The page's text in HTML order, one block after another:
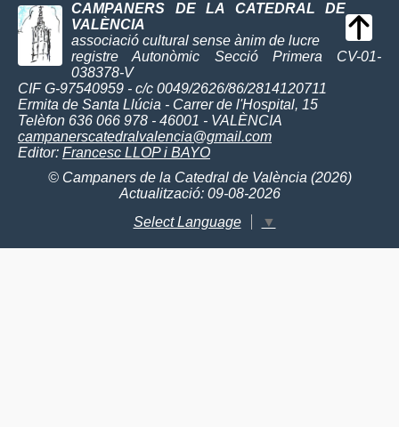
CAMPANERS DE LA CATEDRAL DE
VALÈNCIA
associació cultural sense ànim de lucre
registre Autonòmic Secció Primera CV-01-
038378-V
CIF G-97540959 - c/c 0049/2626/86/2814120711
Ermita de Santa Llúcia - Carrer de l'Hospital, 15
Telèfon 636 066 978 - 46001 - VALÈNCIA
campanerscatedralvalencia@gmail.com
Editor: Francesc LLOP i BAYO
© Campaners de la Catedral de València (2026)
Actualització: 09-08-2026
Select Language
▼